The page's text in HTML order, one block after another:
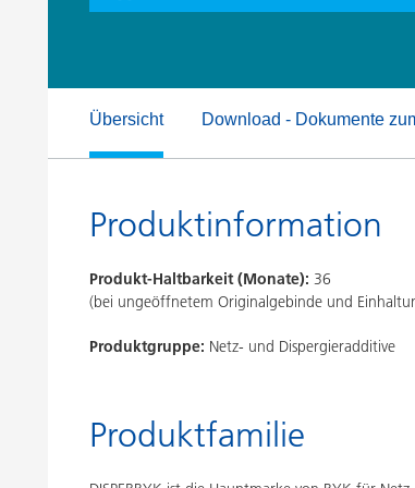
Druckfarben
Übersicht Download - Dokumente
Produktinformation
Produkt-Haltbarkeit (Monate): 36
(bei ungeöffnetem Originalgebinde und
Produktgruppe: Netz- und Dispergieradditive
Produktfamilie